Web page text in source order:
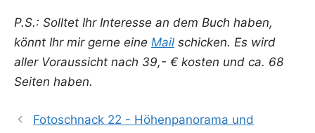
P.S.: Soll­tet Ihr Inter­es­se an dem Buch haben,
könnt Ihr mir ger­ne eine Mail schi­cken. Es wird
aller Vor­aus­sicht nach 39,- € kos­ten und ca. 68
Sei­ten haben.
Fotoschnack 22 - Höhenpanorama und